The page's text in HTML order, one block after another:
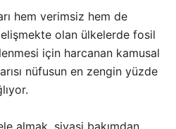
hem verimsiz hem de
olan ülkelerde fosil
için harcanan kamusal
nüfusun en zengin yüzde
almak, siyasi bakımdan